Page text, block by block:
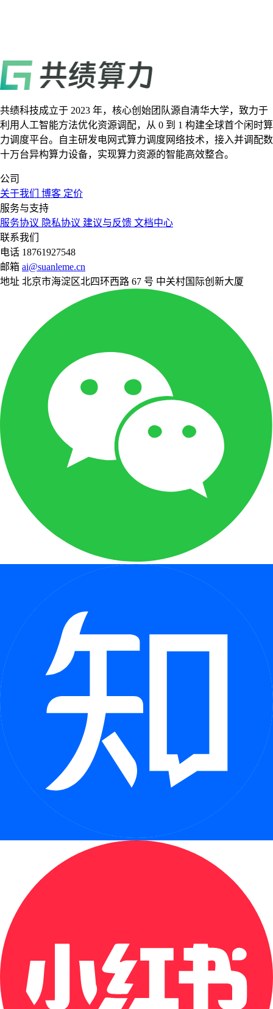
共绩科技成立于 2023 年，核心创始团队源自清华大学，致力于
利用人工智能方法优化资源调配，从 0 到 1 构建全球首个闲时算
力调度平台。自主研发电网式算力调度网络技术，接入并调配数
十万台异构算力设备，实现算力资源的智能高效整合。
公司
关于我们 博客 定价
服务与支持
服务协议 隐私协议 建议与反馈 文档中心
联系我们
电话 18761927548
邮箱 ai@suanleme.cn
地址 北京市海淀区北四环西路 67 号 中关村国际创新大厦